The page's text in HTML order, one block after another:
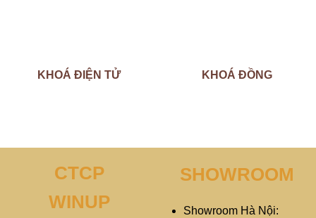
KHOÁ ĐIỆN TỬ KHOÁ ĐỒNG
CTCP
WINUP
SHOWROOM
Showroom Hà Nội: